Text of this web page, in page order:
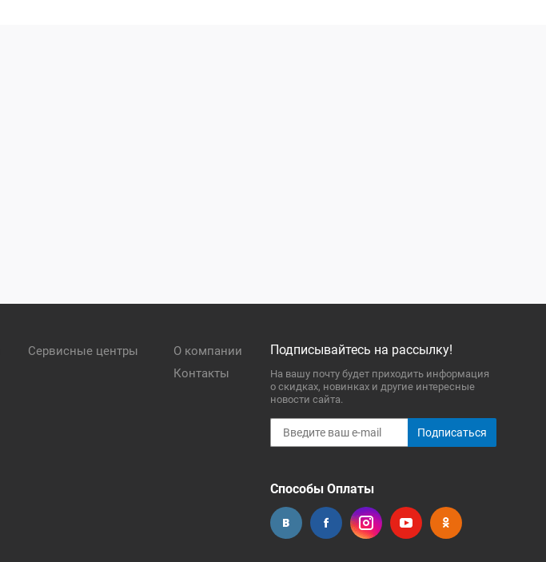
Сервисные центры
О компании
Контакты
Подписывайтесь на рассылку!
На вашу почту будет приходить информация
о скидках, новинках и другие интересные
новости сайта.
Подписаться
Способы Оплаты